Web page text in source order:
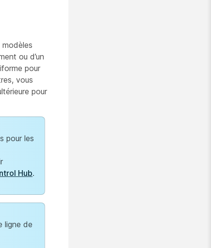
ou d’un
pour
vous
pour
pour les
Hub.
ligne de